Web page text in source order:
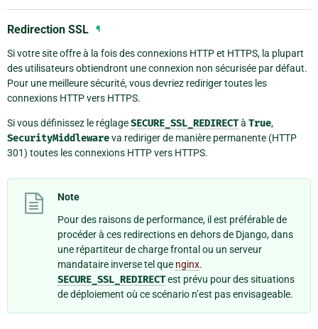
Redirection SSL ¶
Si votre site offre à la fois des connexions HTTP et HTTPS, la plupart
des utilisateurs obtiendront une connexion non sécurisée par défaut.
Pour une meilleure sécurité, vous devriez rediriger toutes les
connexions HTTP vers HTTPS.
Si vous définissez le réglageSECURE_SSL_REDIRECTà True,
SecurityMiddlewareva rediriger de manière permanente (HTTP
301) toutes les connexions HTTP vers HTTPS.
Note
Pour des raisons de performance, il est préférable de
procéder à ces redirections en dehors de Django, dans
une répartiteur de charge frontal ou un serveur
mandataire inverse tel que nginx.
SECURE_SSL_REDIRECTest prévu pour des situations
de déploiement où ce scénario n’est pas envisageable.